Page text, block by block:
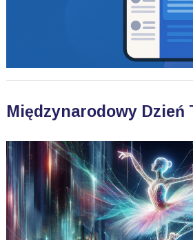
Międzynarodowy Dzień